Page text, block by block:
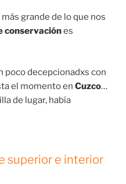
grande de lo que nos
conservaciónes
poco decepcionadxs con
el momento en Cuzco…
de lugar, había
superior e interior